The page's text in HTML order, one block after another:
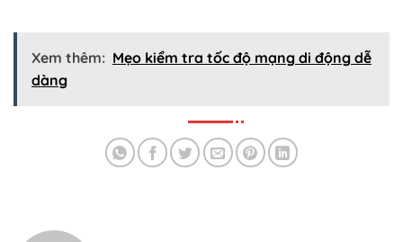
Xem thêm: Mẹo kiểm tra tốc độ mạng di động dễ
dàng